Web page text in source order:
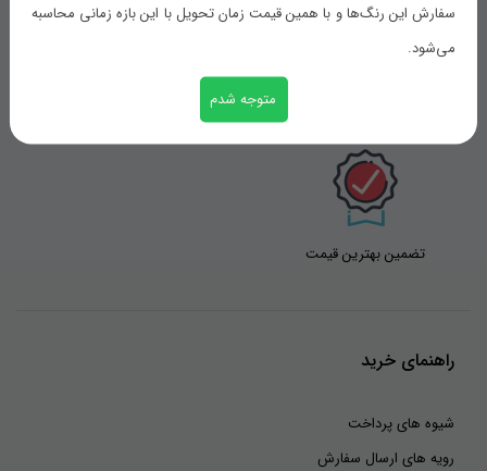
سفارش این رنگ‌ها و با همین قیمت زمان تحویل با این بازه زمانی محاسبه
می‌شود.
متوجه شدم
تضمین بهترین قیمت
راهنمای خرید
شیوه های پرداخت
رویه های ارسال سفارش